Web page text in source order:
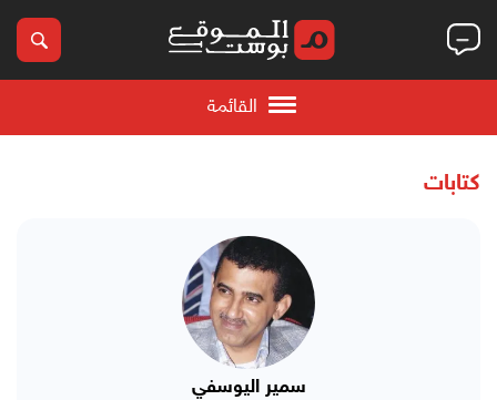
القائمة
كتابات
سمير اليوسفي